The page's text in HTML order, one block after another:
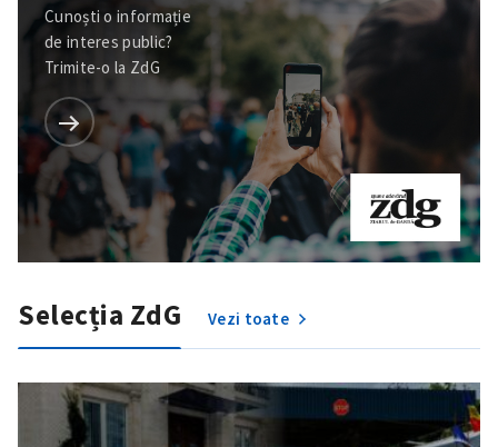
Cunoști o informație
de interes public?
Trimite-o la ZdG
Selecția ZdG Vezi toate